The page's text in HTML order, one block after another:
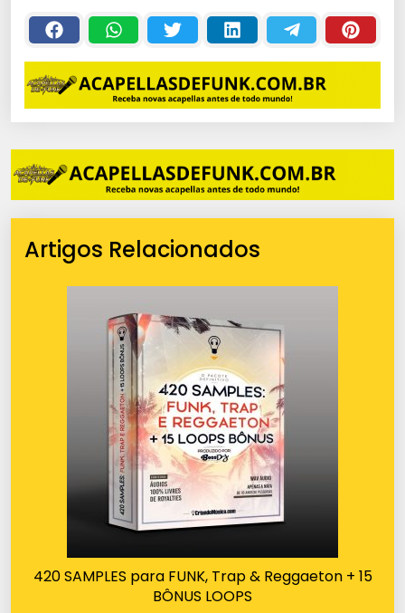
Artigos Relacionados
420 SAMPLES para FUNK, Trap & Reggaeton + 15
BÔNUS LOOPS